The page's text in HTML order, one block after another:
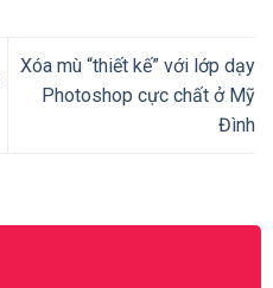
Xóa mù “thiết kế” với lớp dạy
Photoshop cực chất ở Mỹ
Đình